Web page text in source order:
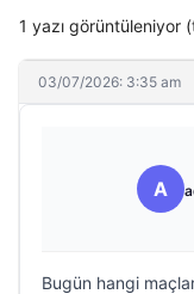
1 yazı görüntüleniyor
03/07/2026: 3:35 am
A
Bugün hangi